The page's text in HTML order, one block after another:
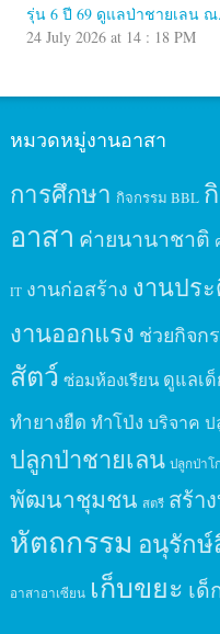
รุ่น 6 ปี 69 ดูแลป่าชายเลน
24 July 2026 at 14 : 18 PM
หมวดหมู่งานอาสา
การศึกษา กิจกรรม BBL
อาสา ค่ายนานาชาติ
IT งานก่อสร้าง งานปร
งานออกแรง ช่วยกิจก
สัตว์ ซ่อมห้องเรียน ดูแลเ
ทำยางยืด ทำโป่ง บริจาค ป
ปลูกป่าชายเลน ปลูกป่าโ
พัฒนาชุมชน สตรี สร้า
หัตถกรรม อนุรักษ์
อาสาอาเซียน เก็บขยะ เด็